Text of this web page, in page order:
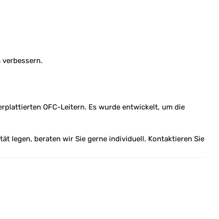
OFC-Leitern. Es wurde entwickelt, um die
legen, beraten wir Sie gerne individuell. Kontaktieren Sie